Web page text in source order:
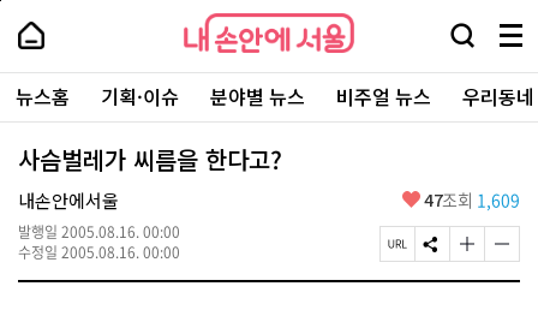
본
로
가
내
손
안
에
서
울
-
서
울
시
대
표
소
내
손
에
울
검
창
열
기
메
뉴
전
체
보
주
요
서
뉴스홈 기획·이슈 분야별 뉴스 비주얼 뉴스 우리동
사슴벌레가 씨름을 한다고?
내손안에서울
발행일 2005.08.16. 00:00
수정일 2005.08.16. 00:00
좋
요
47조회 1,609
페
이
S
N
글
자
글
자
페
상
단
로